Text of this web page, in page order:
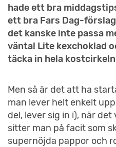
hade ett bra
ett bra Fars Dag-
det kanske inte passa
vänta! Lite kexchoklad
täcka in hela
Men så är det att ha
man lever helt enkelt
del, lever sig in i), när
sitter man på facit som
supernöjda pappor och